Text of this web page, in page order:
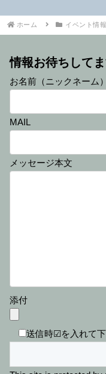
ホーム イベント情報
情報お待ちしてま
お名前（ニックネーム）
MAIL
メッセージ本文
添付
送信時☑を入れて下